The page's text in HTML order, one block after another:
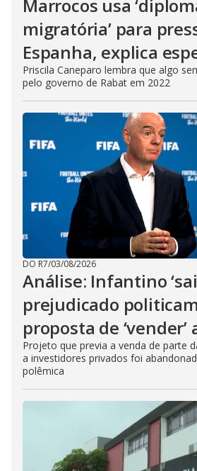
Marrocos usa
migratória’ para
Espanha, explica
Priscila Caneparo lembra que algo
pelo governo de Rabat em 2022
DO R7/03/08/2026
Análise: Infantino
prejudicado
proposta de ‘vender’
Projeto que previa a venda de parte
a investidores privados foi
polêmica